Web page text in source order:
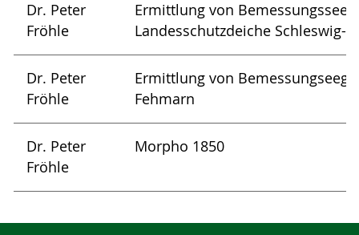
Dr. Peter
Fröhle
Ermittlung von
Landesschutzdeiche Schleswig-
Dr. Peter
Fröhle
Ermittlung von
Fehmarn
Dr. Peter
Fröhle
Morpho 1850